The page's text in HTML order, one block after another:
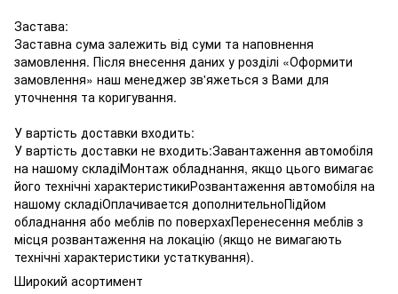
Застава:
Заставна сума залежить від суми та наповнення
замовлення. Після внесення даних у розділі «Оформити
замовлення» наш менеджер зв'яжеться з Вами для
уточнення та коригування.
У вартість доставки входить:
У вартість доставки не входить:Завантаження автомобіля
на нашому складіМонтаж обладнання, якщо цього вимагає
його технічні характеристикиРозвантаження автомобіля на
нашому складіОплачивается дополнительноПідйом
обладнання або меблів по поверхахПеренесення меблів з
місця розвантаження на локацію (якщо не вимагають
технічні характеристики устаткування).
Широкий асортимент